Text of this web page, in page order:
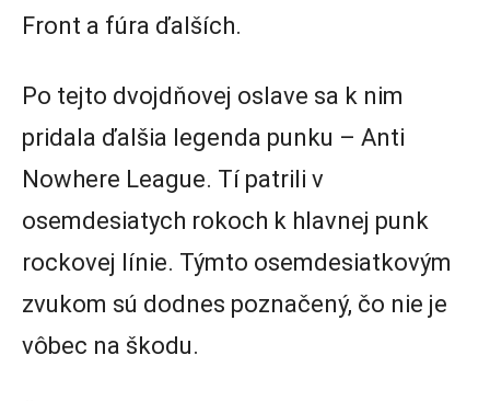
Front a fúra ďalších.
Po tejto dvojdňovej oslave sa k nim
pridala ďalšia legenda punku – Anti
Nowhere League. Tí patrili v
osemdesiatych rokoch k hlavnej punk
rockovej línie. Týmto osemdesiatkovým
zvukom sú dodnes poznačený, čo nie je
vôbec na škodu.